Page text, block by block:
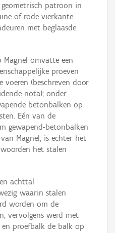
patroon in
of rode vierkante
met beglaasde
omvatte een
proeven
(beschreven door
nota); onder
betonbalken op
Eén van de
gewapend-betonbalken
Magnel, is echter het
het stalen
achttal
waarin stalen
worden om de
vervolgens werd met
proefbalk de balk op